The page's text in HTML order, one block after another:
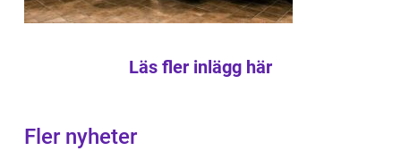
Läs fler inlägg här
Fler nyheter